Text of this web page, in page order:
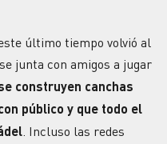
último tiempo volvió al
junta con amigos a jugar
construyen canchas
público y que todo el
. Incluso las redes